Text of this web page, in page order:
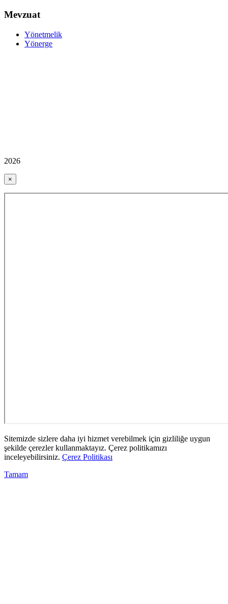
Mevzuat
Yönetmelik
Yönerge
2026
×
Sitemizde sizlere daha iyi hizmet verebilmek için gizliliğe uygun
şekilde çerezler kullanmaktayız. Çerez politikamızı
inceleyebilirsiniz. Çerez Politikası
Tamam